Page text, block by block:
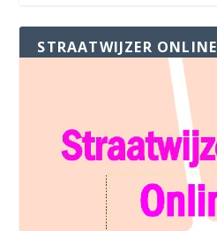
STRAATWIJZER ONLINE